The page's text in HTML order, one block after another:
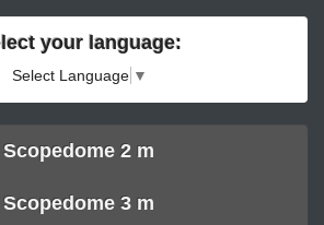
your language:
Select Language ▼
Scopedome 2 m
Scopedome 3 m